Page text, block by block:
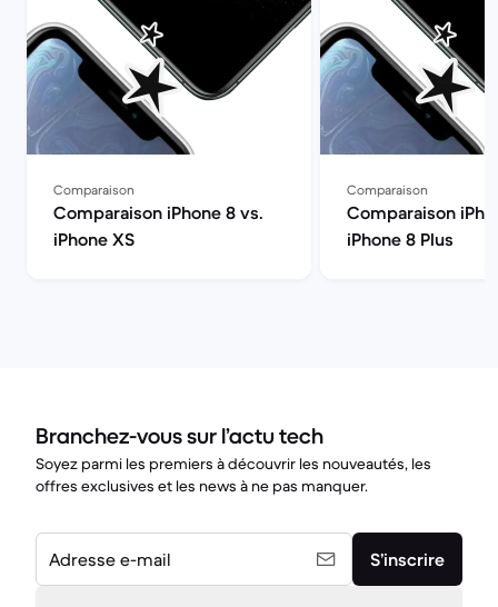
Comparaison
Comparaison iPhone 8 vs.
iPhone XS
Comparaison
Comparaison
iPhone 8 Plus
Branchez-vous sur l’actu tech
Soyez parmi les premiers à découvrir les nouveautés, les
offres exclusives et les news à ne pas manquer.
Adresse e-mail S’inscrire